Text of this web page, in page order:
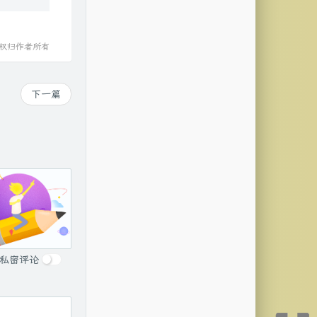
归作者所有
下一篇
私密评论